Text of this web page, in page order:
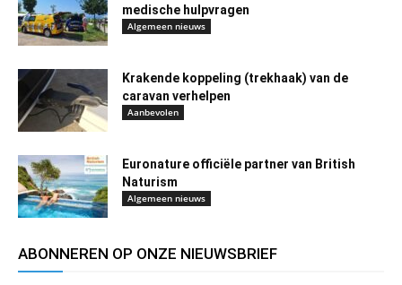
medische hulpvragen
Algemeen nieuws
Krakende koppeling (trekhaak) van de
caravan verhelpen
Aanbevolen
Euronature officiële partner van British
Naturism
Algemeen nieuws
ABONNEREN OP ONZE NIEUWSBRIEF